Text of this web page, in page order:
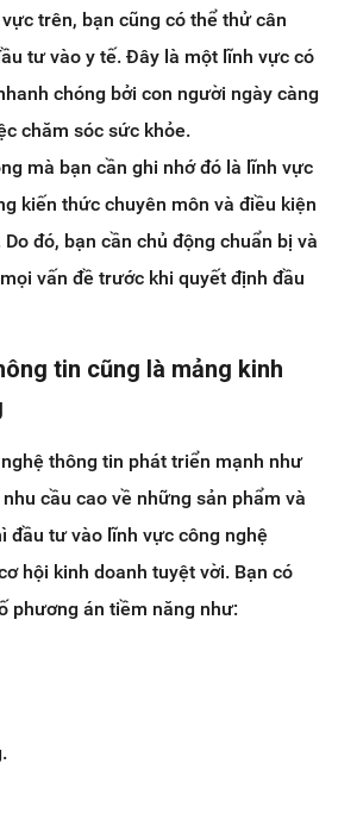
trên, bạn cũng có thể thử cân
tư vào y tế. Đây là một lĩnh vực có
chóng bởi con người ngày càng
chăm sóc sức khỏe.
mà bạn cần ghi nhớ đó là lĩnh vực
kiến thức chuyên môn và điều kiện
đó, bạn cần chủ động chuẩn bị và
vấn đề trước khi quyết định đầu
tin cũng là mảng kinh
thông tin phát triển mạnh như
cầu cao về những sản phẩm và
đầu tư vào lĩnh vực công nghệ
hội kinh doanh tuyệt vời. Bạn có
phương án tiềm năng như: